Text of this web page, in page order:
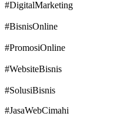
#DigitalMarketing
#BisnisOnline
#PromosiOnline
#WebsiteBisnis
#SolusiBisnis
#JasaWebCimahi